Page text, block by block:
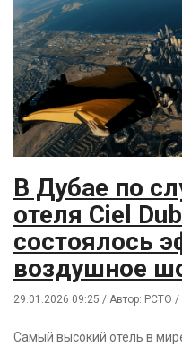
В Дубае по
отеля Ciel
состоялось
воздушное
29.01.2026 09:25 / Автор: РСТО /
Самый высокий отель в